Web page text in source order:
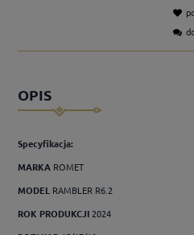
OPIS
Specyfikacja:
MARKA ROMET
MODEL RAMBLER R6.2
ROK PRODUKCJI 2024